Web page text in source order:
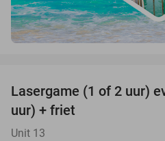
Lasergame (1 of 2 uur)
uur) + friet
Unit 13